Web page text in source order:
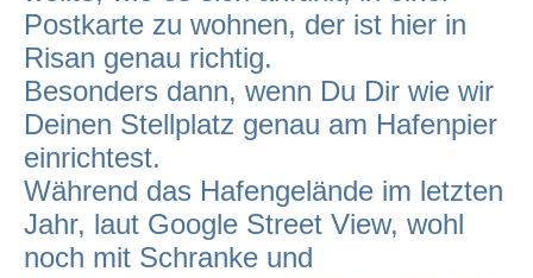
Postkarte zu wohnen, der ist hier in
Risan genau richtig.
Besonders dann, wenn Du Dir wie wir
Deinen Stellplatz genau am Hafenpier
einrichtest.
Während das Hafengelände im letzten
Jahr, laut Google Street View, wohl
noch mit Schranke und